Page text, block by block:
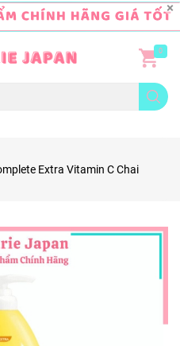
0
Extra Vitamin C Chai